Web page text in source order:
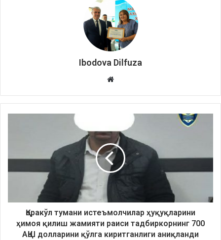
Ibodova Dilfuza
Website
Қоракўл тумани истеъмолчилар ҳуқуқларини
ҳимоя қилиш жамияти раиси тадбиркорнинг 700
АҚШ долларини қўлга киритганлиги аниқланди